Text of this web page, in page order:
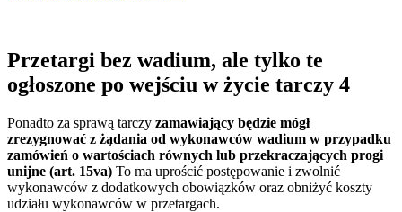
Przetargi bez wadium, ale tylko te
ogłoszone po wejściu w życie tarczy 4
Ponadto za sprawą tarczy zamawiający będzie mógł
zrezygnować z żądania od wykonawców wadium w przypadku
zamówień o wartościach równych lub przekraczających progi
unijne (art. 15va) To ma uprościć postępowanie i zwolnić
wykonawców z dodatkowych obowiązków oraz obniżyć koszty
udziału wykonawców w przetargach.